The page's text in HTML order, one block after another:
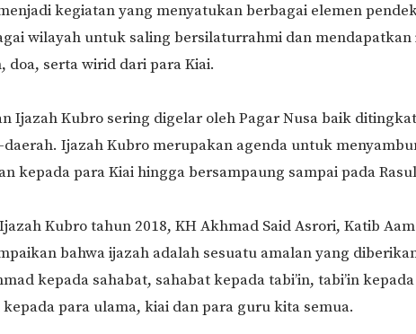
kegiatan yang menyatukan berbagai elemen
wilayah untuk saling bersilaturrahmi dan mendapatkan
doa, serta wirid dari para Kiai.
Ijazah Kubro sering digelar oleh Pagar Nusa baik
daerah. Ijazah Kubro merupakan agenda untuk
kepada para Kiai hingga bersampaung sampai pada
Kubro tahun 2018, KH Akhmad Said Asrori, Katib Aam
bahwa ijazah adalah sesuatu amalan yang
kepada sahabat, sahabat kepada tabi’in, tabi’in kepada
kepada para ulama, kiai dan para guru kita semua.